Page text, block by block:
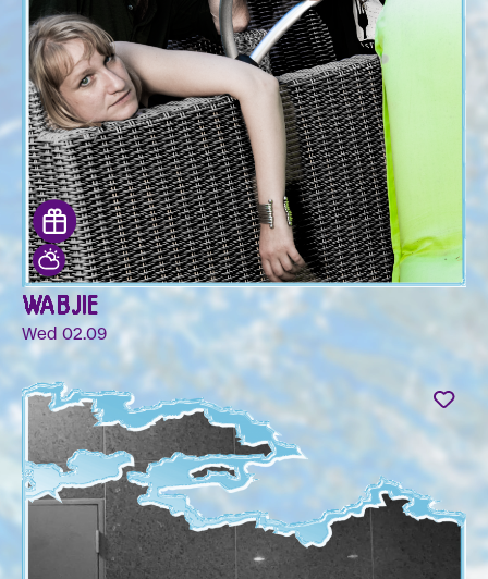
WABJIE
Wed 02.09